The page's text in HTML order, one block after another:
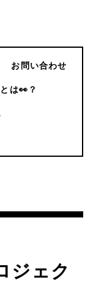
お問い合わせ
は👀？
ジェク